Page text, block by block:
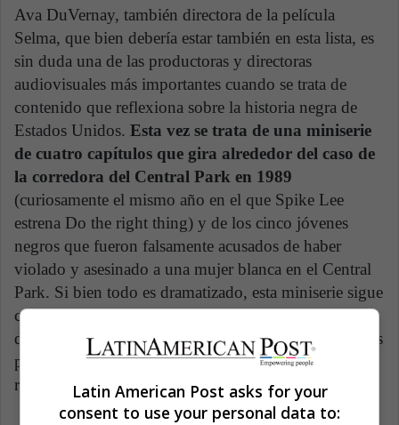
Ava DuVernay, también directora de la película
Selma, que bien debería estar también en esta lista, es
sin duda una de las productoras y directoras
audiovisuales más importantes cuando se trata de
contenido que reflexiona sobre la historia negra de
Estados Unidos. Esta vez se trata de una miniserie
de cuatro capítulos que gira alrededor del caso de
la corredora del Central Park en 1989
(curiosamente el mismo año en el que Spike Lee
estrena Do the right thing) y de los cinco jóvenes
negros que fueron falsamente acusados de haber
violado y asesinado a una mujer blanca en el Central
Park. Si bien todo es dramatizado, esta miniserie sigue
con cuidado los sucesos que rodearon el caso y la
discriminación de la que fueron víctimas estos jóvenes
para facilitar el trabajo de la policía y proteger su
reputación. Desgarradora e impactante.
Latin American Post asks for your
consent to use your personal data to: